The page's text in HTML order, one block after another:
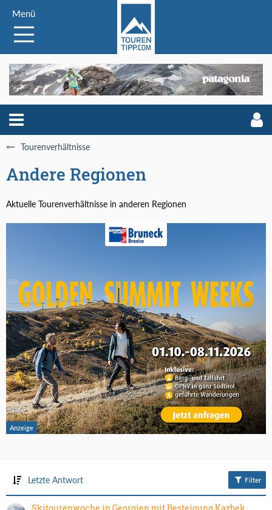
Menü
Tourenverhältnisse
Andere Regionen
Aktuelle Tourenverhältnisse in anderen Regionen
Letzte Antwort Filter